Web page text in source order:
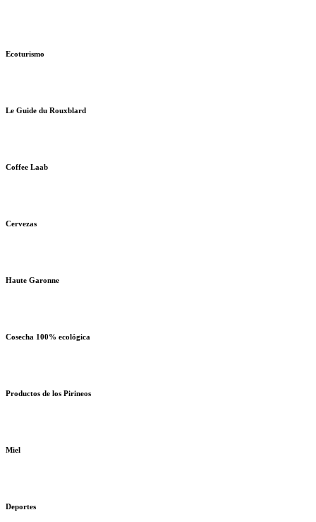
Ecoturismo
Le Guide du Rouxblard
Coffee Laab
Cervezas
Haute Garonne
Cosecha 100% ecológica
Productos de los Pirineos
Miel
Deportes